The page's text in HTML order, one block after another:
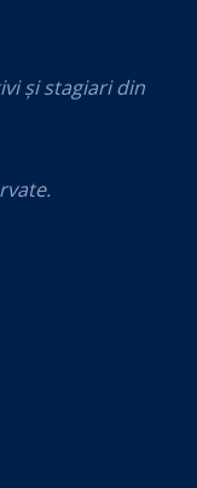
și stagiari din